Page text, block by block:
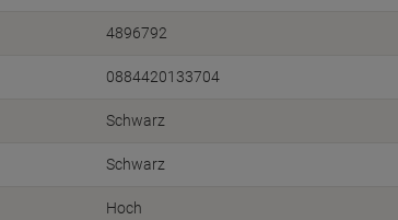
4896792
0884420133704
Schwarz
Schwarz
Hoch